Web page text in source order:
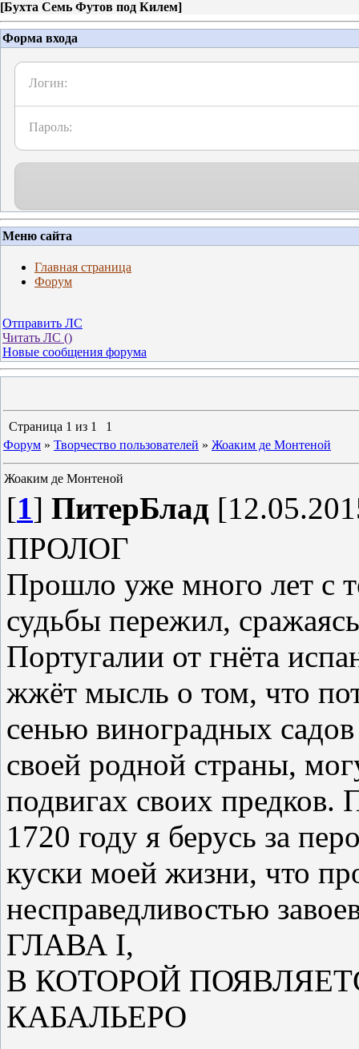
[Бухта Семь Футов под Килем]
Форма входа
Логин:
Пароль:
Меню сайта
Главная страница
Форум
Отправить ЛС
Читать ЛС ()
Новые сообщения форума
Страница 1 из 1
1
Форум » Творчество пользователей » Жоаким де Монтеной
Жоаким де Монтеной
[1] ПитерБлад
ПРОЛОГ
Прошло уже много лет с
судьбы пережил,
Португалии от гнёта
жжёт мысль о том, что
сенью виноградных
своей родной страны,
подвигах своих
1720 году я берусь за
куски моей жизни, что
несправедливостью
ГЛАВА I,
В КОТОРОЙ
КАБАЛЬЕРО